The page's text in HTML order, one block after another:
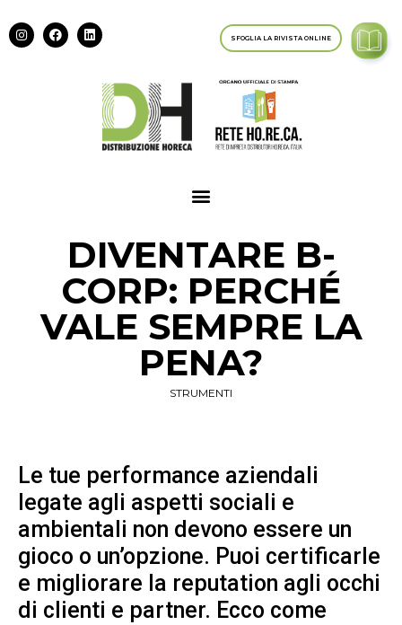
SFOGLIA LA RIVISTA ONLINE
DIVENTARE B-
CORP: PERCHÉ
VALE SEMPRE LA
PENA?
STRUMENTI
Le tue performance aziendali
legate agli aspetti sociali e
ambientali non devono essere un
gioco o un’opzione. Puoi certificarle
e migliorare la reputation agli occhi
di clienti e partner. Ecco come